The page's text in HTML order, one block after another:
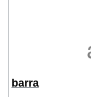
barra